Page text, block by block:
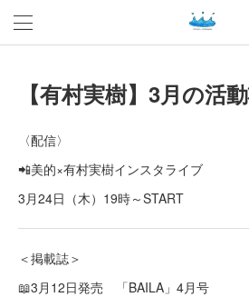
【有村実樹】3月の活
〈配信〉
📲美的×有村実樹インスタライブ
3月24日（木）19時～START
＜掲載誌＞
📖3月12日発売 「BAILA」4月号